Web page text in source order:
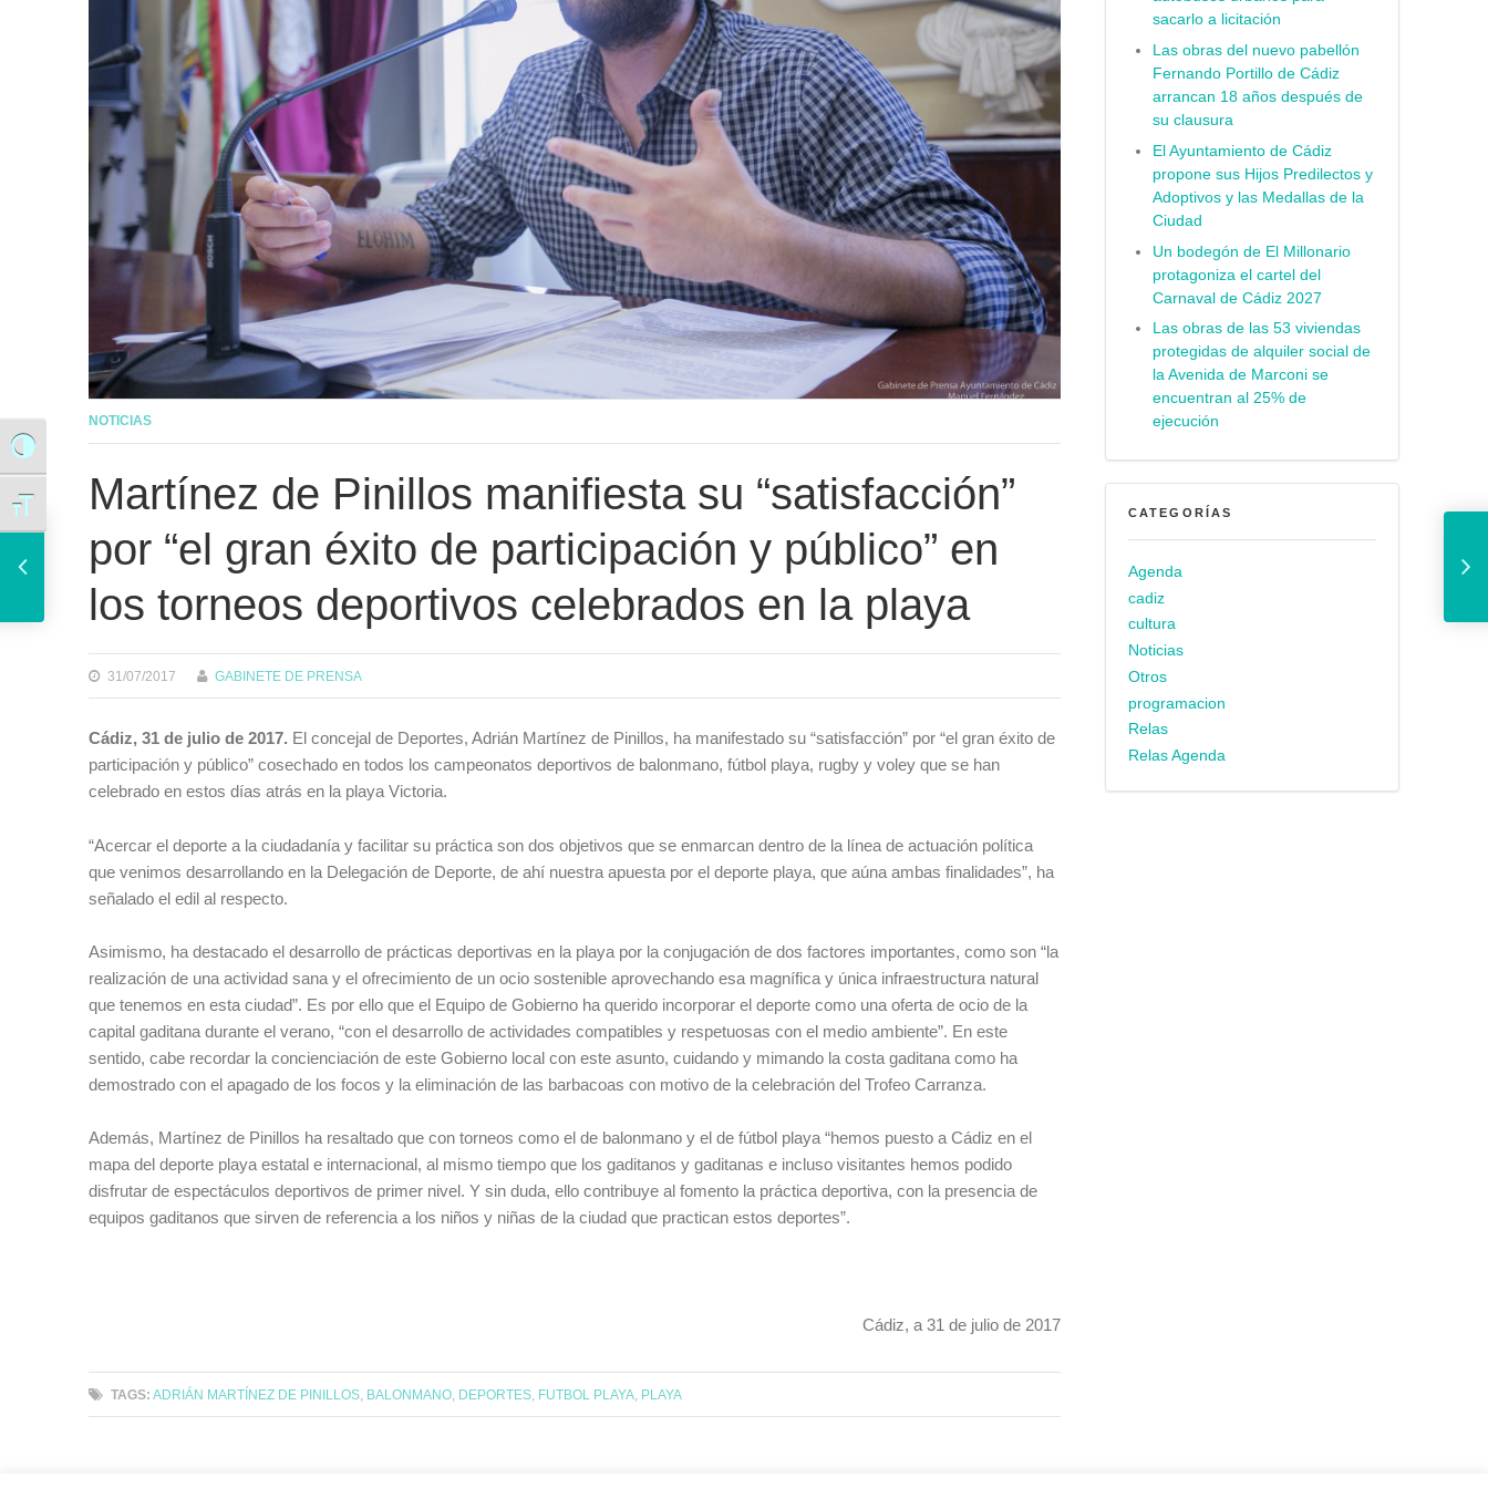
Alternar alto contraste
Alternar tamaño de letra
NOTICIAS
Martínez de Pinillos manifiesta su “satisfacción”
por “el gran éxito de participación y público” en
los torneos deportivos celebrados en la playa
31/07/2017 GABINETE DE PRENSA
Cádiz, 31 de julio de 2017. El concejal de Deportes, Adrián Martínez de Pinillos, ha manifestado su “satisfacción” por “el gran éxito de
participación y público” cosechado en todos los campeonatos deportivos de balonmano, fútbol playa, rugby y voley que se han
celebrado en estos días atrás en la playa Victoria.
“Acercar el deporte a la ciudadanía y facilitar su práctica son dos objetivos que se enmarcan dentro de la línea de actuación política
que venimos desarrollando en la Delegación de Deporte, de ahí nuestra apuesta por el deporte playa, que aúna ambas finalidades”, ha
señalado el edil al respecto.
Asimismo, ha destacado el desarrollo de prácticas deportivas en la playa por la conjugación de dos factores importantes, como son “la
realización de una actividad sana y el ofrecimiento de un ocio sostenible aprovechando esa magnífica y única infraestructura natural
que tenemos en esta ciudad”. Es por ello que el Equipo de Gobierno ha querido incorporar el deporte como una oferta de ocio de la
capital gaditana durante el verano, “con el desarrollo de actividades compatibles y respetuosas con el medio ambiente”. En este
sentido, cabe recordar la concienciación de este Gobierno local con este asunto, cuidando y mimando la costa gaditana como ha
demostrado con el apagado de los focos y la eliminación de las barbacoas con motivo de la celebración del Trofeo Carranza.
Además, Martínez de Pinillos ha resaltado que con torneos como el de balonmano y el de fútbol playa “hemos puesto a Cádiz en el
mapa del deporte playa estatal e internacional, al mismo tiempo que los gaditanos y gaditanas e incluso visitantes hemos podido
disfrutar de espectáculos deportivos de primer nivel. Y sin duda, ello contribuye al fomento la práctica deportiva, con la presencia de
equipos gaditanos que sirven de referencia a los niños y niñas de la ciudad que practican estos deportes”.
Cádiz, a 31 de julio de 2017
TAGS: ADRIÁN MARTÍNEZ DE PINILLOS BALONMANO DEPORTES FUTBOL PLAYA PLAYA
sacarlo a licitación
Las obras del nuevo pabellón
Fernando Portillo de Cádiz
arrancan 18 años después de
su clausura
El Ayuntamiento de Cádiz
propone sus Hijos Predilectos y
Adoptivos y las Medallas de la
Ciudad
Un bodegón de El Millonario
protagoniza el cartel del
Carnaval de Cádiz 2027
Las obras de las 53 viviendas
protegidas de alquiler social de
la Avenida de Marconi se
encuentran al 25% de
ejecución
CATEGORÍAS
Agenda
cadiz
cultura
Noticias
Otros
programacion
Relas
Relas Agenda
El alcalde se reunirá este jueves con los vecinos de Loreto para esclarecer el asunto de la instalación de ascensores